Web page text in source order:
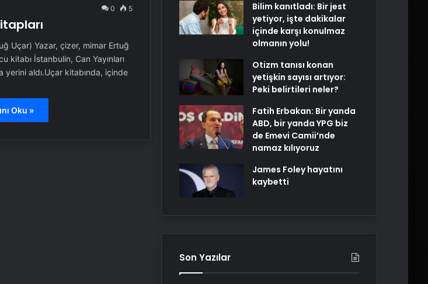
0 5
Uçar) Yazar, çizer, mimar Ertuğ
kitabı İstanbulin, Can Yayınları
yerini aldı.Uçar kitabında, içinde
Oku »
Bilim kanıtladı: Bir jest
yetiyor, işte dakikalar
içinde karşı konulmaz
olmanın yolu!
Otizm tanısı konan
yetişkin sayısı artıyor:
Peki belirtileri neler?
Fatih Erbakan: Bir yanda
ABD, bir yanda YPG biz
de Emevi Camii’nde
namaz kılıyoruz
James Foley hayatını
kaybetti
Son Yazılar